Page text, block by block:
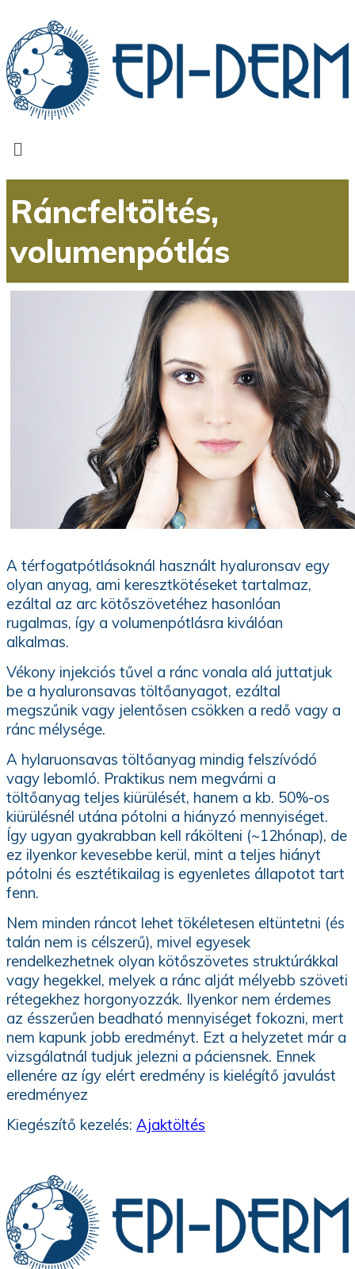
Ráncfeltöltés,
volumenpótlás
A térfogatpótlásoknál használt hyaluronsav egy
olyan anyag, ami keresztkötéseket tartalmaz,
ezáltal az arc kötőszövetéhez hasonlóan
rugalmas, így a volumenpótlásra kiválóan
alkalmas.
Vékony injekciós tűvel a ránc vonala alá juttatjuk
be a hyaluronsavas töltőanyagot, ezáltal
megszűnik vagy jelentősen csökken a redő vagy a
ránc mélysége.
A hylaruonsavas töltőanyag mindig felszívódó
vagy lebomló. Praktikus nem megvárni a
töltőanyag teljes kiürülését, hanem a kb. 50%-os
kiürülésnél utána pótolni a hiányzó mennyiséget.
Így ugyan gyakrabban kell rákölteni (~12hónap), de
ez ilyenkor kevesebbe kerül, mint a teljes hiányt
pótolni és esztétikailag is egyenletes állapotot tart
fenn.
Nem minden ráncot lehet tökéletesen eltüntetni (és
talán nem is célszerű), mivel egyesek
rendelkezhetnek olyan kötőszövetes struktúrákkal
vagy hegekkel, melyek a ránc alját mélyebb szöveti
rétegekhez horgonyozzák. Ilyenkor nem érdemes
az ésszerűen beadható mennyiséget fokozni, mert
nem kapunk jobb eredményt. Ezt a helyzetet már a
vizsgálatnál tudjuk jelezni a páciensnek. Ennek
ellenére az így elért eredmény is kielégítő javulást
eredményez
Kiegészítő kezelés: Ajaktöltés